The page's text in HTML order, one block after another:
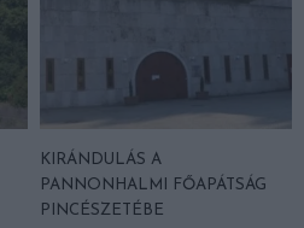
KIRÁNDULÁS A
PANNONHALMI FŐAPÁTSÁG
PINCÉSZETÉBE